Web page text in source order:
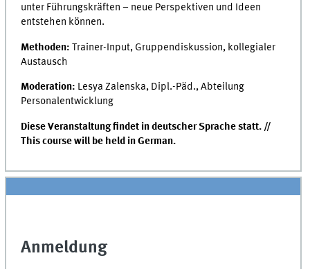
unter Führungskräften – neue Perspektiven und Ideen
entstehen können.
Methoden: Trainer-Input, Gruppendiskussion, kollegialer
Austausch
Moderation: Lesya Zalenska, Dipl.-Päd., Abteilung
Personalentwicklung
Diese Veranstaltung findet in deutscher Sprache statt. //
This course will be held in German.
Anmeldung